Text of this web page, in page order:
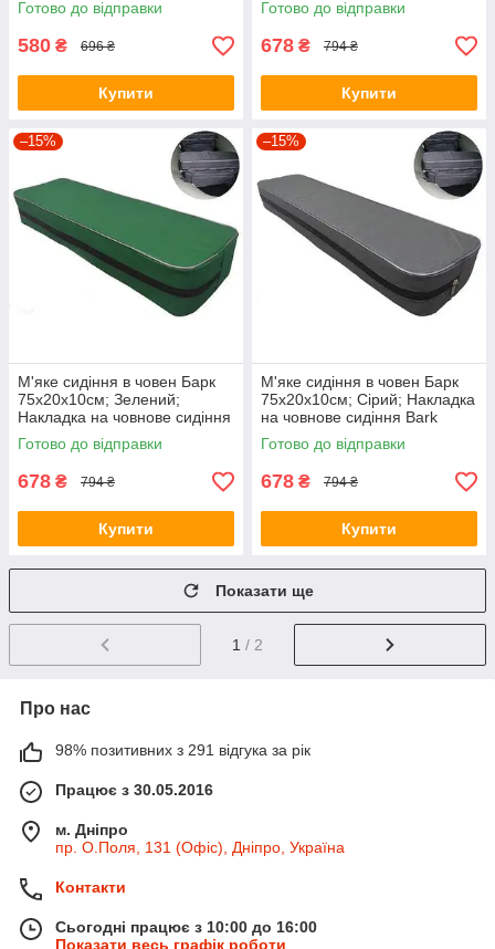
Готово до відправки
580 ₴ 696 ₴
Купити
Готово до відправки
678 ₴ 794 ₴
Купити
–15%
М'яке сидіння в човен Барк
75х20х10см; Зелений;
Накладка на човнове сидіння
Bark
Готово до відправки
678 ₴ 794 ₴
Купити
–15%
М'яке сидіння в човен Барк
75х20х10см; Сірий; Накладка
на човнове сидіння Bark
Готово до відправки
678 ₴ 794 ₴
Купити
Показати ще
1 / 2
Про нас
98% позитивних з 291 відгука за рік
Працює з 30.05.2016
м. Дніпро
пр. О.Поля, 131 (Офіс), Дніпро, Україна
Контакти
Сьогодні працює з 10:00 до 16:00
Показати весь графік роботи